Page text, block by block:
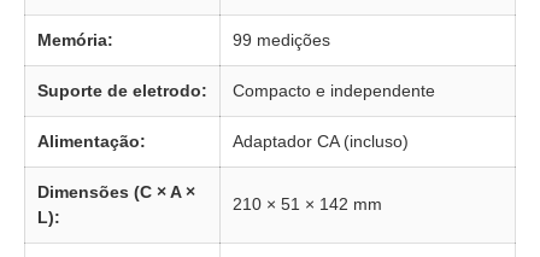
Memória: 99 medições
Suporte de eletrodo: Compacto e independente
Alimentação: Adaptador CA (incluso)
Dimensões (C × A ×
L):
210 × 51 × 142 mm